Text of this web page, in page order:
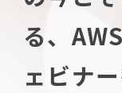
る、
ェビナ